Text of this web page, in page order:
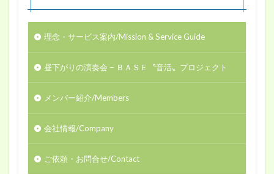
理念・サービス案内/Mission & Service Guide
昼下がりの演奏会 − ＢＡＳＥ〝音活〟プロジェクト
メンバー紹介/Members
会社情報/Company
ご依頼・お問合せ/Contact